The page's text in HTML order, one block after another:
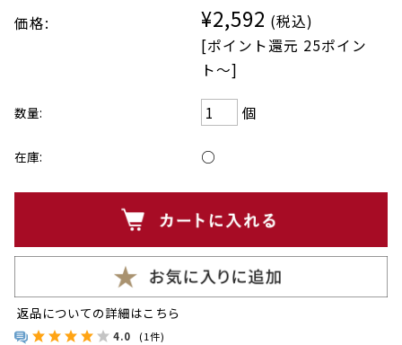
価格: ¥2,592 (税込)
[ポイント還元 25ポイン
ト〜]
数量: 個
在庫: ○
返品についての詳細はこちら
4.0 (1件)